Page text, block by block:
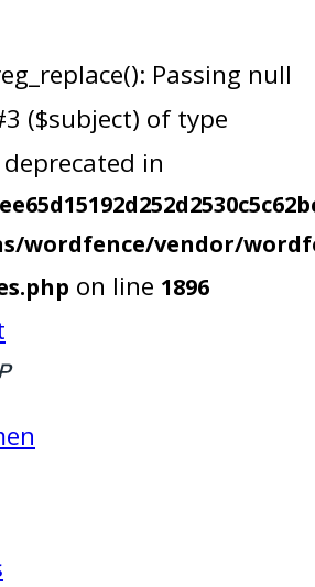
Passing null
($subject) of type
in
wordfence/vendor/
on line 1896